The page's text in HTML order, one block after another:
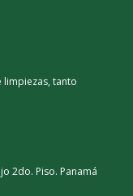
limpiezas, tanto
2do. Piso. Panamá